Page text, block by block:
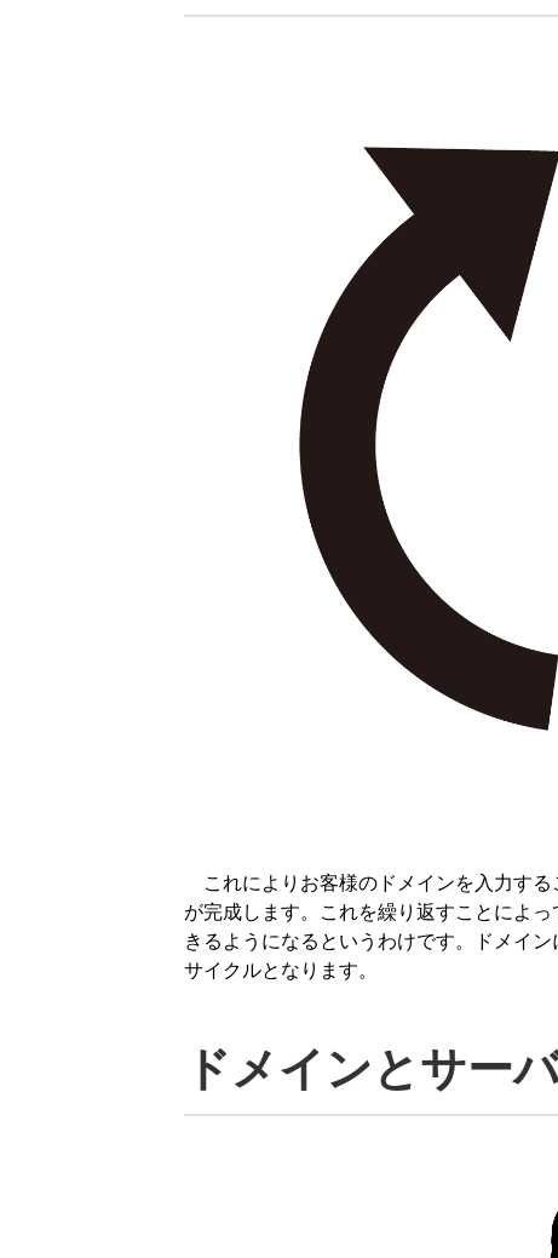
これによりお客様のドメインを入力す
が完成します。これを繰り返すことによ
きるようになるというわけです。ドメイ
サイクルとなります。
ドメインとサー